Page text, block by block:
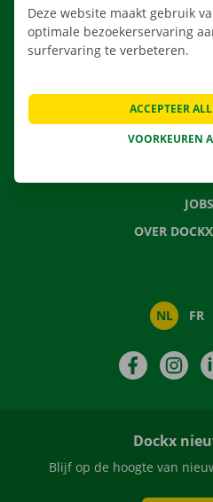
JOBS
OVER
NL FR
Facebook
Dockx
Blijf op de hoogte van
Deze website maakt gebruik
optimale bezoekerservaring
surfervaring te verbeteren.
VOORKEUREN
ACCEPTEER